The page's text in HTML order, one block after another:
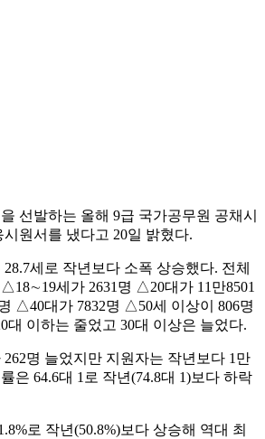
선발하는 올해 9급 국가공무원 공채시
시원서를 냈다고 20일 밝혔다.
세로 작년보다 소폭 상승했다. 전체
세가 2631명 △20대가 11만8501
△40대가 7832명 △50세 이상이 806명
대 이하는 줄었고 30대 이상은 늘었다.
명 늘었지만 지원자는 작년보다 1만
은 64.6대 1로 작년(74.8대 1)보다 하락
로 작년(50.8%)보다 상승해 역대 최